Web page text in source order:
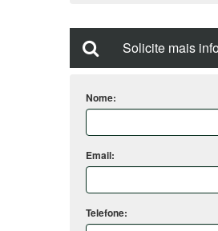
Solicite mais
Nome:
Email:
Telefone: